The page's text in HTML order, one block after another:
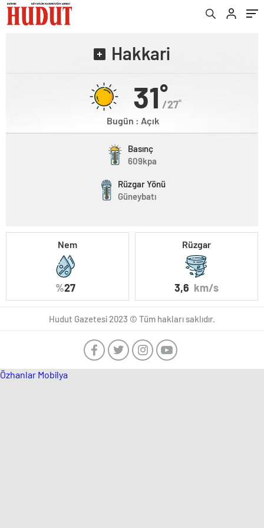
Hakkari
31˚
/27˚
Bugün : Açık
Basınç
609kpa
Rüzgar Yönü
Güneybatı
Nem
%27
Rüzgar
3,6 km/s
Hudut Gazetesi 2023 © Tüm hakları saklıdır.
Özhanlar Mobilya